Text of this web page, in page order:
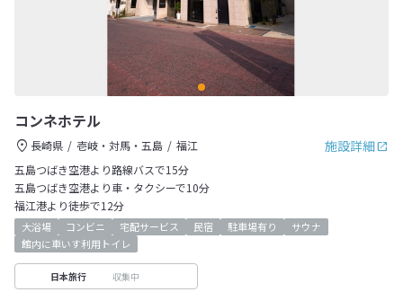
コンネホテル
施設詳細
長崎県 壱岐・対馬・五島
福江
五島つばき空港より路線バスで15分
五島つばき空港より車・タクシーで10分
福江港より徒歩で12分
大浴場 コンビニ 宅配サービス 民宿 駐車場有り
サウナ
館内に車いす利用トイレ
日本旅行 収集中